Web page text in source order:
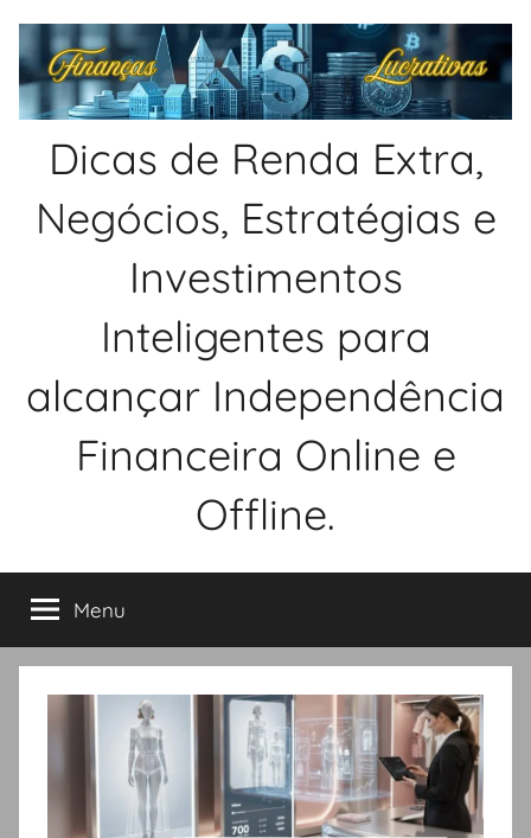
para
conteúdo
Dicas de Renda Extra,
Negócios, Estratégias e
Investimentos
Inteligentes para
alcançar Independência
Financeira Online e
Offline.
Menu